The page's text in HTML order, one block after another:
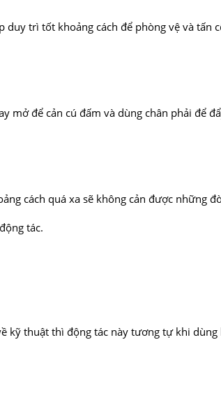
trì tốt khoảng cách để phòng vệ và tấn
mở để cản cú đấm và dùng chân phải để
cách quá xa sẽ không cản được những
tác.
kỹ thuật thì động tác này tương tự khi